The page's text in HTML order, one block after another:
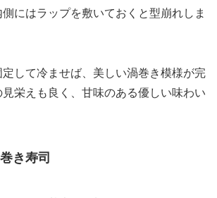
にはラップを敷いておくと型崩れしま
して冷ませば、美しい渦巻き模様が完
栄えも良く、甘味のある優しい味わい
き寿司